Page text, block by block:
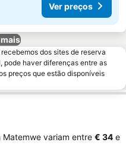
Ver preços
dos sites de reserva
pode haver diferenças entre as
preços que estão disponíveis
variam entre ‎€ 34 e